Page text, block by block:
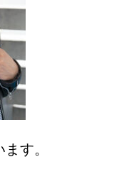
す。